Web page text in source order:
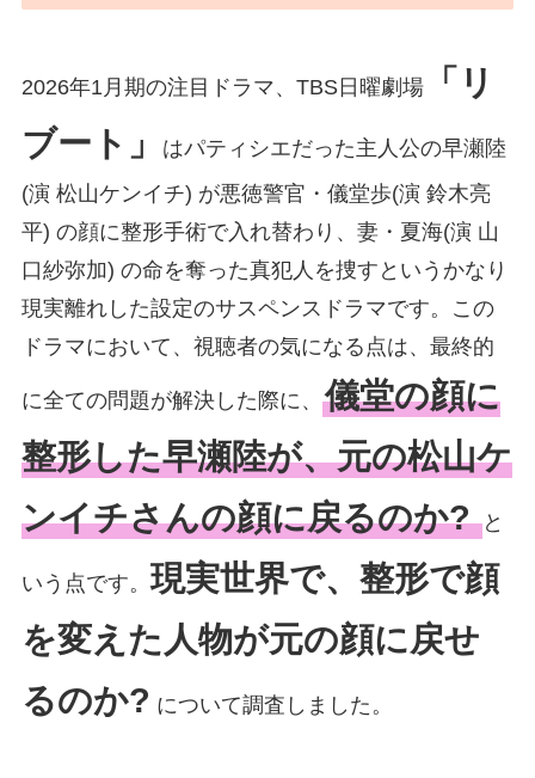
2026年1月期の注目ドラマ、TBS日曜劇場「リ
ブート」
はパティシエだった主人公の早瀬陸
(演 松山ケンイチ) が悪徳警官・儀堂歩(演 鈴木亮
平) の顔に整形手術で入れ替わり、妻・夏海(演 山
口紗弥加) の命を奪った真犯人を捜すというかなり
現実離れした設定のサスペンスドラマです。この
ドラマにおいて、視聴者の気になる点は、最終的
に全ての問題が解決した際に、 儀堂の顔に
整形した早瀬陸が、元の松山ケ
ンイチさんの顔に戻るのか?と
いう点です。現実世界で、整形で顔
を変えた人物が元の顔に戻せ
るのか? について調査しました。